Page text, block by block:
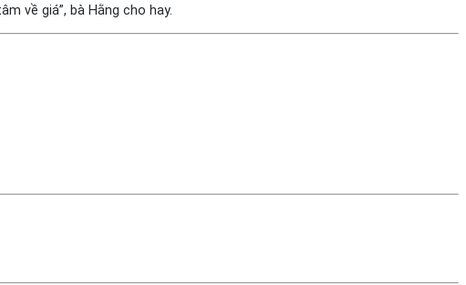
về giá”, bà Hằng cho hay.